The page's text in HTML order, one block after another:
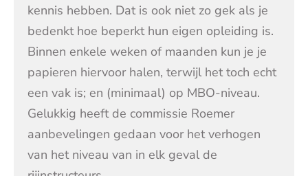
kennis hebben. Dat is ook niet zo gek als je
bedenkt hoe beperkt hun eigen opleiding is.
Binnen enkele weken of maanden kun je je
papieren hiervoor halen, terwijl het toch echt
een vak is; en (minimaal) op MBO-niveau.
Gelukkig heeft de commissie Roemer
aanbevelingen gedaan voor het verhogen
van het niveau van in elk geval de